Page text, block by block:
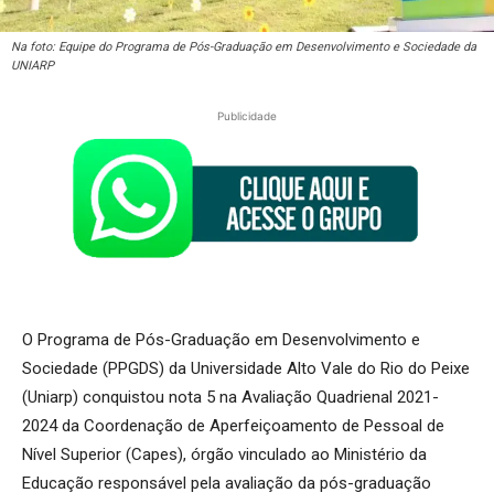
Na foto: Equipe do Programa de Pós-Graduação em Desenvolvimento e Sociedade da
UNIARP
Publicidade
O Programa de Pós-Graduação em Desenvolvimento e
Sociedade (PPGDS) da Universidade Alto Vale do Rio do Peixe
(Uniarp) conquistou nota 5 na Avaliação Quadrienal 2021-
2024 da Coordenação de Aperfeiçoamento de Pessoal de
Nível Superior (Capes), órgão vinculado ao Ministério da
Educação responsável pela avaliação da pós-graduação